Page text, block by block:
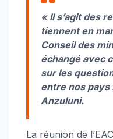
« Il s’agit des
tiennent en
Conseil des
échangé avec
sur les
entre nos pays
Anzuluni.
La réunion de